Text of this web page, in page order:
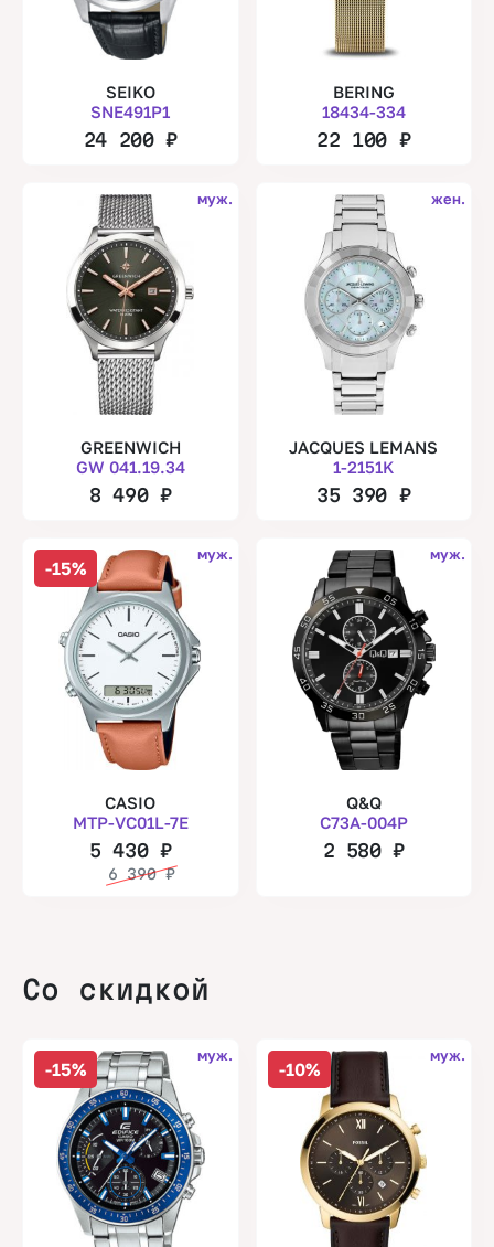
SEIKO
SNE491P1
24 200₽
BERING
18434-334
22 100 ₽
муж.
GREENWICH
GW 041.19.34
8 490 ₽
жен.
JACQUES LEMANS
1-2151K
35 390 ₽
-15%
муж.
CASIO
MTP-VC01L-7E
5 430 ₽
6 390₽
муж.
Q&Q
C73A-004P
2 580₽
Со скидкой
-15%
муж.
-10%
муж.